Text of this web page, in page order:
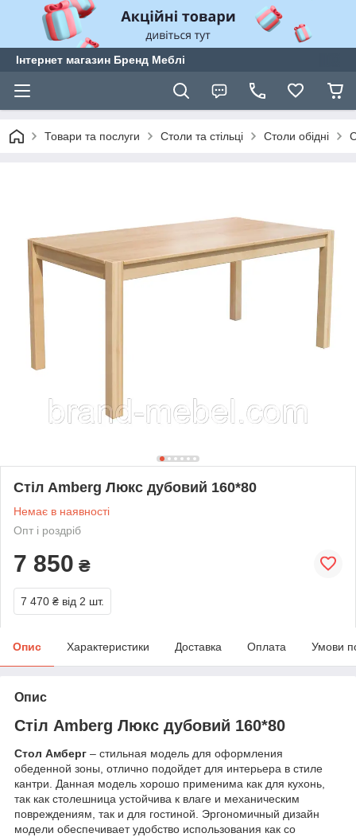
Інтернет магазин Бренд Меблі
Товари та послуги Столи та стільці Столи обідні
Стіл Amberg Люкс дубовий 160*80
Немає в наявності
Опт і роздріб
7 850 ₴
7 470 ₴ від 2 шт.
Опис Характеристики Доставка Оплата Умови
Опис
Стіл Amberg Люкс дубовий 160*80
Стол Амберг – стильная модель для оформления
обеденной зоны, отлично подойдет для интерьера в стиле
кантри. Данная модель хорошо применима как для кухонь,
так как столешница устойчива к влаге и механическим
повреждениям, так и для гостиной. Эргономичный дизайн
модели обеспечивает удобство использования как со